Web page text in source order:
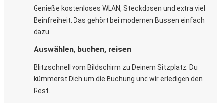
Genieße kostenloses WLAN, Steckdosen und extra viel
Beinfreiheit. Das gehört bei modernen Bussen einfach
dazu.
Auswählen, buchen, reisen
Blitzschnell vom Bildschirm zu Deinem Sitzplatz: Du
kümmerst Dich um die Buchung und wir erledigen den
Rest.